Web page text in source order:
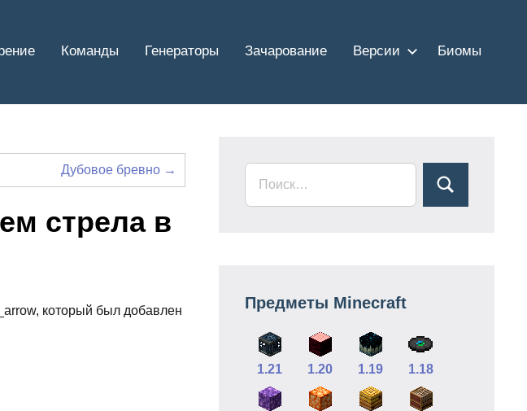
Команды Генераторы Зачарование Версии Биомы
Дубовое бревно →
стрела в
который был добавлен
Предметы Minecraft
1.21 1.20 1.19 1.18